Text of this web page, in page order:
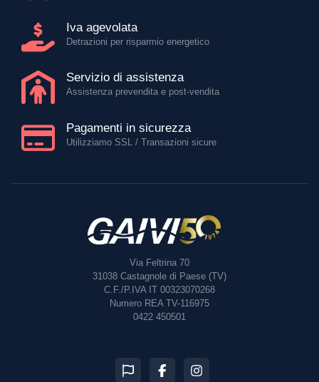
Iva agevolata
Detrazioni per risparmio energetico
Servizio di assistenza
Assistenza prevendita e post-vendita
Pagamenti in sicurezza
Utilizziamo SSL / Transazioni sicure
Via Feltrina 70
31038 Castagnole di Paese (TV)
C.F./P.IVA IT 00323070268
Numero REA TV-116975
0422 450501